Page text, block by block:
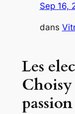
Sep 16,
dans
Les